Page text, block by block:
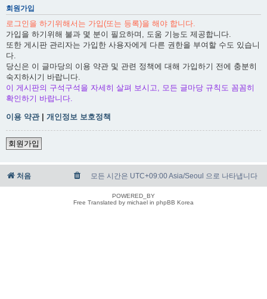
회원가입
로그인을 하기위해서는 가입(또는 등록)을 해야 합니다.
가입을 하기위해 불과 몇 분이 필요하며, 도움 기능도 제공합니다.
또한 게시판 관리자는 가입한 사용자에게 다른 권한을 부여할 수도 있습니
다.
당신은 이 글마당의 이용 약관 및 관련 정책에 대해 가입하기 전에 충분히
숙지하시기 바랍니다.
이 게시판의 구석구석을 자세히 살펴 보시고, 모든 글마당 규칙도 꼼꼼히
확인하기 바랍니다.
이용 약관| 개인정보 보호정책
회원가입
처음 모든 시간은 UTC+09:00 Asia/Seoul 으로 나타냅니다
POWERED_BY
Free Translated by michael in phpBB Korea